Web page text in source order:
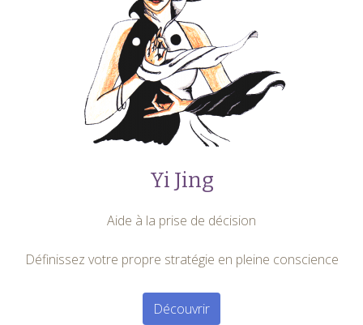
Yi Jing
Aide à la prise de décision
Définissez votre propre stratégie en pleine conscience
Découvrir